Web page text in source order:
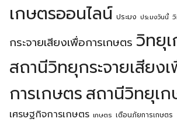
เกษตรออนไลน์ ประมง ประมงวันนี้
กระจายเสียงเพื่อการเกษตร วิทยุ
สถานีวิทยุกระจายเสียง
การเกษตรสถานีวิทยุเ
เศรษฐกิจการเกษตร เกษตร เตือนภัยการเกษตร